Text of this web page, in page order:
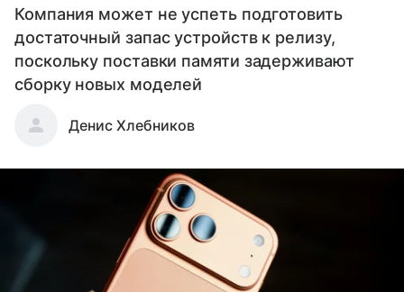
Компания может не успеть подготовить
достаточный запас устройств к релизу,
поскольку поставки памяти задерживают
сборку новых моделей
Денис Хлебников